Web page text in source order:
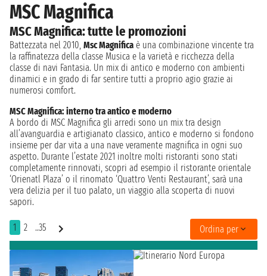
MSC Magnifica
MSC Magnifica: tutte le promozioni
Battezzata nel 2010, Msc Magnifica è una combinazione vincente tra
la raffinatezza della classe Musica e la varietà e ricchezza della
classe di navi Fantasia. Un mix di antico e moderno con ambienti
dinamici e in grado di far sentire tutti a proprio agio grazie ai
numerosi comfort.
MSC Magnifica: interno tra antico e moderno
A bordo di MSC Magnifica gli arredi sono un mix tra design
all’avanguardia e artigianato classico, antico e moderno si fondono
insieme per dar vita a una nave veramente magnifica in ogni suo
aspetto. Durante l’estate 2021 inoltre molti ristoranti sono stati
completamente rinnovati, scopri ad esempio il ristorante orientale
‘Orienatl Plaza’ o il rinomato ‘Quattro Venti Restaurant’, sarà una
vera delizia per il tuo palato, un viaggio alla scoperta di nuovi
sapori.
1 2 ..35 Ordina per